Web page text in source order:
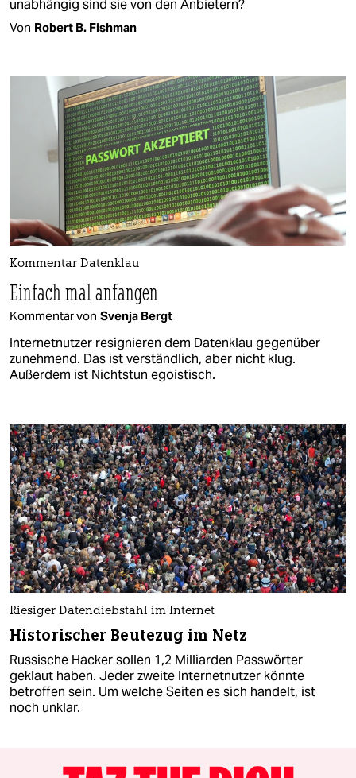
unabhängig sind sie von den Anbietern?
Von Robert B. Fishman
Kommentar Datenklau
Einfach mal anfangen
Kommentar von Svenja Bergt
Internetnutzer resignieren dem Datenklau gegenüber
zunehmend. Das ist verständlich, aber nicht klug.
Außerdem ist Nichtstun egoistisch.
Riesiger Datendiebstahl im Internet
Historischer Beutezug im Netz
Russische Hacker sollen 1,2 Milliarden Passwörter
geklaut haben. Jeder zweite Internetnutzer könnte
betroffen sein. Um welche Seiten es sich handelt, ist
noch unklar.